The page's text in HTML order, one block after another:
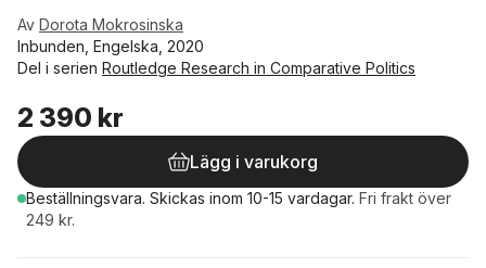
Av Dorota Mokrosinska
Inbunden, Engelska, 2020
Del i serien Routledge Research in Comparative Politics
2 390 kr
Lägg i varukorg
Beställningsvara. Skickas inom 10-15 vardagar. Fri frakt över
249 kr.